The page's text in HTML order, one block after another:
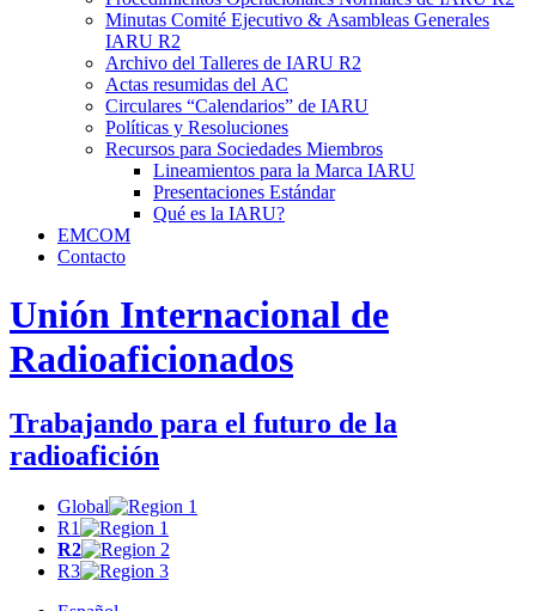
Minutas Comité Ejecutivo & Asambleas Generales
IARU R2
Archivo del Talleres de IARU R2
Actas resumidas del AC
Circulares “Calendarios” de IARU
Políticas y Resoluciones
Recursos para Sociedades Miembros
Lineamientos para la Marca IARU
Presentaciones Estándar
Qué es la IARU?
EMCOM
Contacto
Unión Internacional de
Radioaficionados
Trabajando para el futuro de la
radioafición
Global
R1
R2
R3